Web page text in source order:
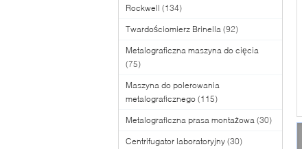
Rockwell (134)
Twardościomierz Brinella (92)
Metalograficzna maszyna do cięcia
(75)
Maszyna do polerowania
metalograficznego (115)
Metalograficzna prasa montażowa (30)
Centrifugator laboratoryjny (30)